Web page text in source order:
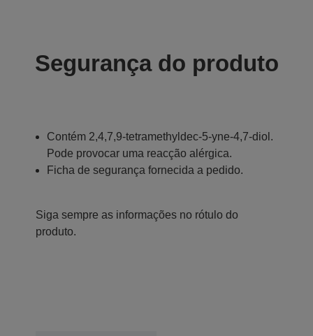
Segurança do produto
Contém 2,4,7,9-tetramethyldec-5-yne-4,7-diol.
Pode provocar uma reacção alérgica.
Ficha de segurança fornecida a pedido.
Siga sempre as informações no rótulo do
produto.